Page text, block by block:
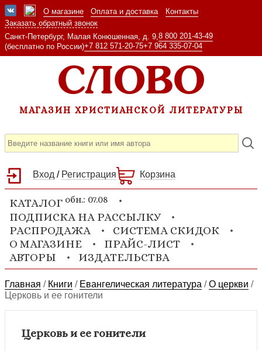
О магазине Оплата и доставка
Контакты
Заказать обратный звонок
Санкт-Петербург, Малая Конюшенная, д. 9, 8 800 201-43-49
(бесплатно по России)+7 812 571-20-75+7 964 335-07-04
МАГАЗИН ХРИСТИАНСКОЙ ЛИТЕРАТУРЫ
Вход / Регистрация Корзина
КАТАЛОГ обн.: 07.08
ПОДПИСКА НА РАССЫЛКУ
РАСПРОДАЖА
СИСТЕМА СКИДОК
О МАГАЗИНЕ
ПРАЙС-ЛИСТ
АВТОРЫ
ИЗДАТЕЛЬСТВА
Главная / Книги / Евангелическая литература /О церкви /
Церковь и ее гонители
Церковь и ее гонители